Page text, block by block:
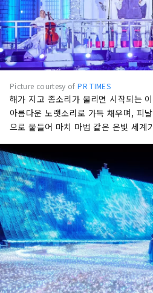
Picture courtesy ofPR TIMES
해가 지고 종소리가 울리면 시작되는
아름다운 노랫소리로 가득 채우며, 피
으로 물들어 마치 마법 같은 은빛 세계